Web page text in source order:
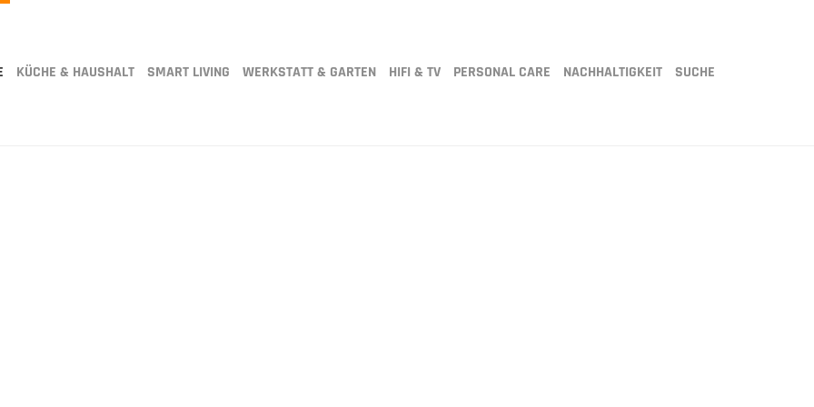
KÜCHE & HAUSHALT SMART LIVING WERKSTATT & GARTEN HIFI & TV PERSONAL CARE NACHHALTIGKEIT SUCHE